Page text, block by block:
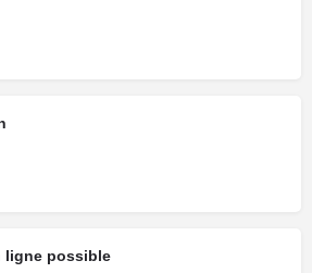
ligne possible